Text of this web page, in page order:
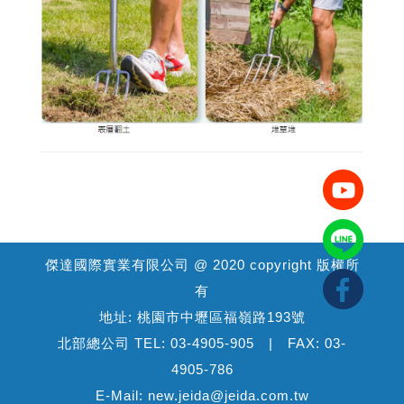
傑達國際實業有限公司 @ 2020 copyright 版權所
有
地址: 桃園市中壢區福嶺路193號
北部總公司 TEL: 03-4905-905 | FAX: 03-
4905-786
E-Mail: new.jeida@jeida.com.tw